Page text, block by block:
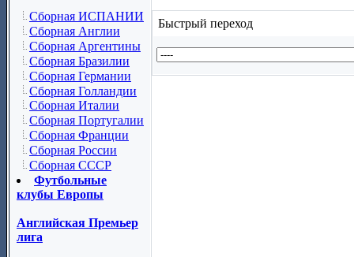
Сборная ИСПАНИИ
Сборная Англии
Сборная Аргентины
Сборная Бразилии
Сборная Германии
Сборная Голландии
Сборная Италии
Сборная Португалии
Сборная Франции
Сборная России
Сборная СССР
Футбольные
клубы Европы
Английская Премьер
лига
Быстрый переход